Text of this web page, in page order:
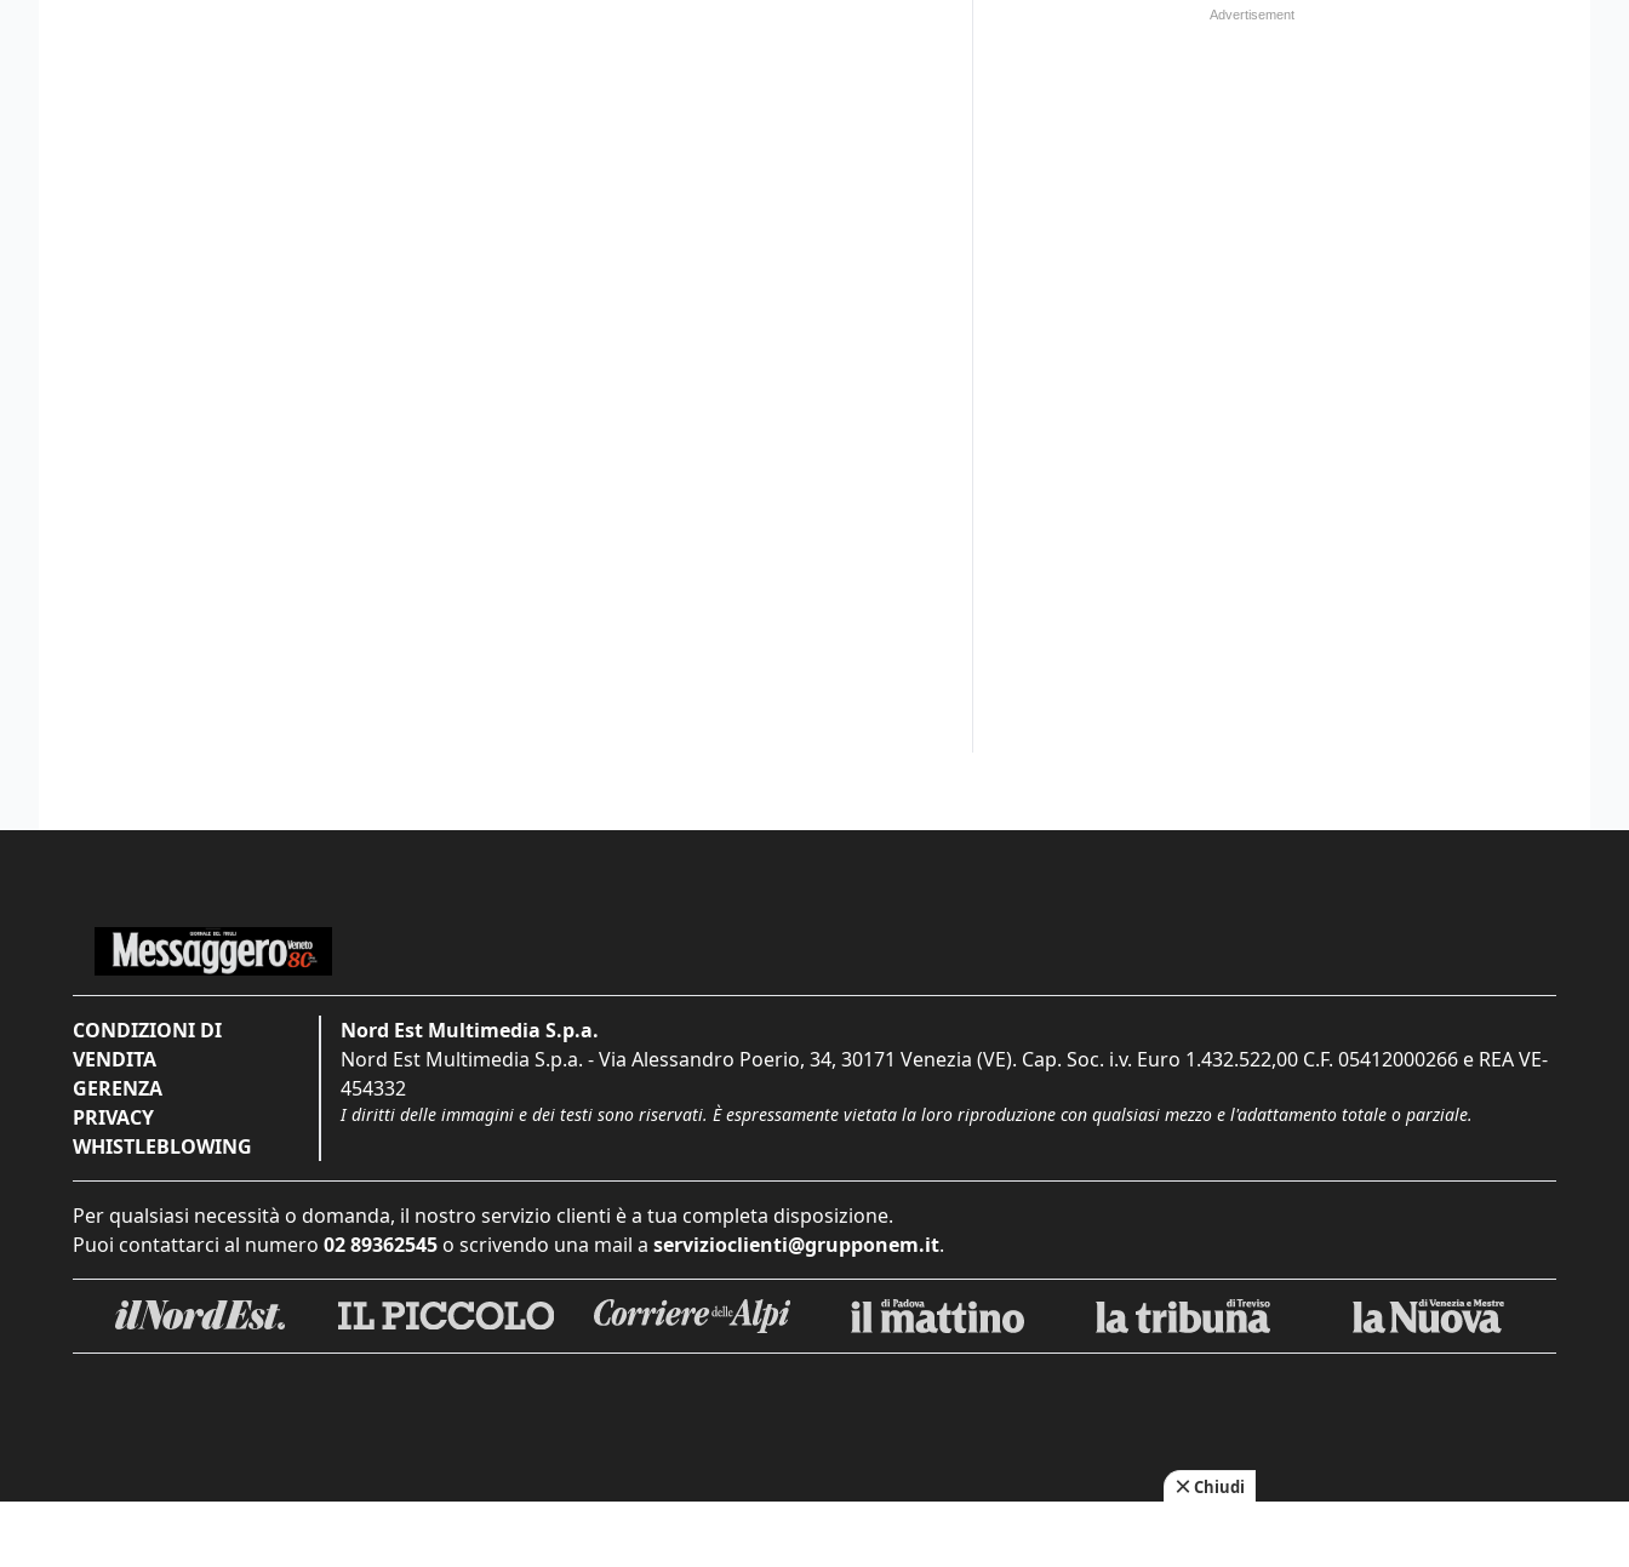
CONDIZIONI DI
VENDITA
GERENZA
PRIVACY
WHISTLEBLOWING
Nord Est Multimedia S.p.a.
Nord Est Multimedia S.p.a. - Via Alessandro Poerio, 34, 30171 Venezia (VE). Cap. Soc. i.v. Euro 1.432.522,00 C.F. 05412000266 e REA VE-
454332
I diritti delle immagini e dei testi sono riservati. È espressamente vietata la loro riproduzione con qualsiasi mezzo e l'adattamento totale o parziale.
Per qualsiasi necessità o domanda, il nostro servizio clienti è a tua completa disposizione.
Puoi contattarci al numero 02 89362545 o scrivendo una mail a servizioclienti@grupponem.it.
Chiudi